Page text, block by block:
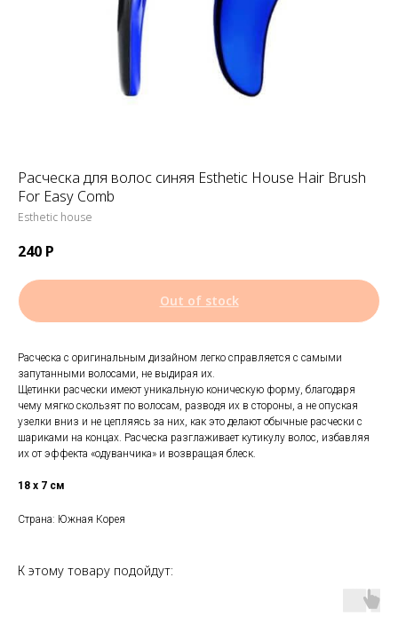
Расческа для волос синяя Esthetic House Hair Brush
For Easy Comb
Esthetic house
240 Р
Out of stock
Расческа с оригинальным дизайном легко справляется с самыми
запутанными волосами, не выдирая их.
Щетинки расчески имеют уникальную коническую форму, благодаря
чему мягко скользят по волосам, разводя их в стороны, а не опуская
узелки вниз и не цепляясь за них, как это делают обычные расчески с
шариками на концах. Расческа разглаживает кутикулу волос, избавляя
их от эффекта «одуванчика» и возвращая блеск.
18 х 7 см
Страна: Южная Корея
К этому товару подойдут: